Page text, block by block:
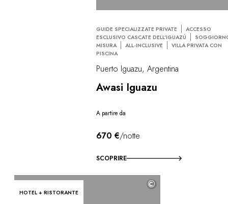
GUIDE SPECIALIZZATE PRIVATE
ACCESSO
ESCLUSIVO CASCATE DELL’IGUAZÚ
MISURA
ALL-INCLUSIVE
VILLA PRIVATA CON
PISCINA
Puerto Iguazu, Argentina
Awasi Iguazu
A partire da
670 €/notte
SCOPRIRE
HOTEL + RISTORANTE
©